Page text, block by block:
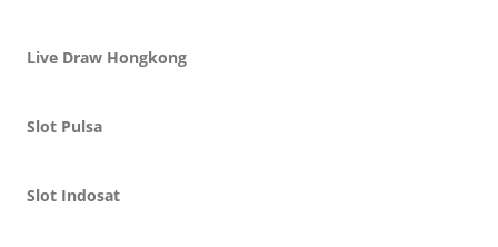
Live Draw Hongkong
Slot Pulsa
Slot Indosat